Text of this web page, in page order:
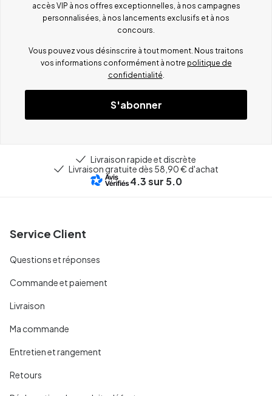
accès VIP à nos offres exceptionnelles, à nos campagnes
personnalisées, à nos lancements exclusifs et à nos
concours.
Vous pouvez vous désinscrire à tout moment. Nous traitons
vos informations conformément à notre politique de
confidentialité
S'abonner
Livraison rapide et discrète
Livraison gratuite dès 58,90 € d'achat
4.3sur 5.0
Service Client
Questions et réponses
Commande et paiement
Livraison
Ma commande
Entretien et rangement
Retours